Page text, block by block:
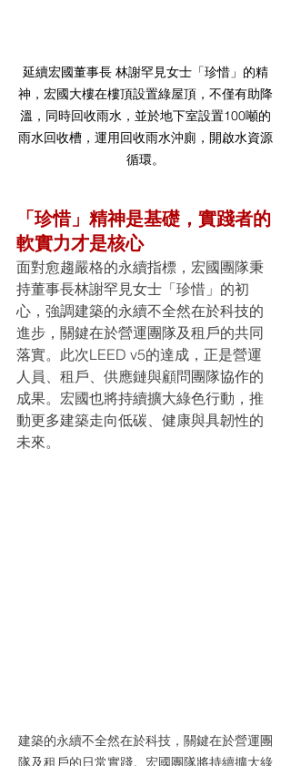
延續宏國董事長 林謝罕見女士「珍惜」的精
神，宏國大樓在樓頂設置綠屋頂，不僅有助降
溫，同時回收雨水，並於地下室設置100噸的
雨水回收槽，運用回收雨水沖廁，開啟水資源
循環。
「珍惜」精神是基礎，實踐者的
軟實力才是核心
面對愈趨嚴格的永續指標，宏國團隊秉
持董事長林謝罕見女士「珍惜」的初
心，強調建築的永續不全然在於科技的
進步，關鍵在於營運團隊及租戶的共同
落實。此次LEED v5的達成，正是營運
人員、租戶、供應鏈與顧問團隊協作的
成果。宏國也將持續擴大綠色行動，推
動更多建築走向低碳、健康與具韌性的
未來。
建築的永續不全然在於科技，關鍵在於營運團
隊及租戶的日常實踐。宏國團隊將持續擴大綠